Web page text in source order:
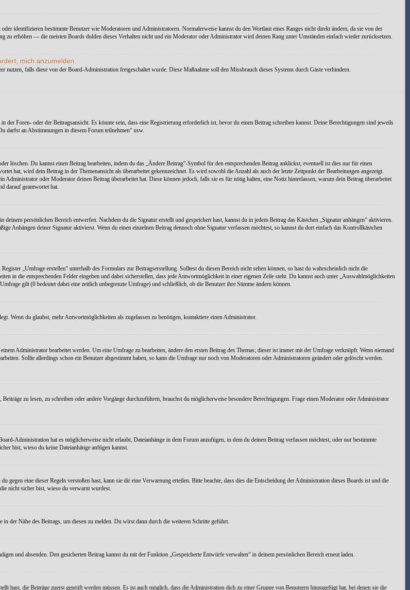
identifizieren bestimmte Benutzer wie Moderatoren und Administratoren. Normalerweise kannst du den Wortlaut eines Ranges nicht direkt ändern, da sie von der
erhöhen — die meisten Boards dulden dieses Verhalten nicht und ein Moderator oder Administrator wird deinen Rang unter Umständen einfach wieder zurücksetzen.
mich anzumelden.
falls diese von der Board-Administration freigeschaltet wurde. Diese Maßnahme soll den Missbrauch dieses Systems durch Gäste verhindern.
der Foren- oder der Beitragsansicht. Es könnte sein, dass eine Registrierung erforderlich ist, bevor du einen Beitrag schreiben kannst. Deine Berechtigungen sind jeweils
darfst an Abstimmungen in diesem Forum teilnehmen“ usw.
löschen. Du kannst einen Beitrag bearbeiten, indem du das „Ändere Beitrag“-Symbol für den entsprechenden Beitrag anklickst; eventuell ist dies nur für einen
hat, wird dein Beitrag in der Themenansicht als überarbeitet gekennzeichnet. Es wird sowohl die Anzahl als auch der letzte Zeitpunkt der Bearbeitungen angezeigt.
oder Moderator deinen Beitrag überarbeitet hat. Diese können jedoch, falls sie es für nötig halten, eine Notiz hinterlassen, warum dein Beitrag überarbeitet
darauf geantwortet hat.
persönlichen Bereich entwerfen. Nachdem du die Signatur erstellt und gespeichert hast, kannst du in jedem Beitrag das Kästchen „Signatur anhängen“ aktivieren.
Anhängen deiner Signatur aktivierst. Wenn du einen einzelnen Beitrag dennoch ohne Signatur verfassen möchtest, so kannst du dort einfach das Kontrollkästchen
„Umfrage erstellen“ unterhalb des Formulars zur Beitragserstellung. Solltest du diesen Bereich nicht sehen können, so hast du wahrscheinlich nicht die
in die entsprechenden Felder eingeben und dabei sicherstellen, dass jede Antwortmöglichkeit in einer eigenen Zeile steht. Du kannst auch unter „Auswahlmöglichkeiten
gilt (0 bedeutet dabei eine zeitlich unbegrenzte Umfrage) und schließlich, ob die Benutzer ihre Stimme ändern können.
Wenn du glaubst, mehr Antwortmöglichkeiten als zugelassen zu benötigen, kontaktiere einen Administrator.
Administrator bearbeitet werden. Um eine Umfrage zu bearbeiten, ändere den ersten Beitrag des Themas; dieser ist immer mit der Umfrage verknüpft. Wenn niemand
Sollte allerdings schon ein Benutzer abgestimmt haben, so kann die Umfrage nur noch von Moderatoren oder Administratoren geändert oder gelöscht werden.
zu lesen, zu schreiben oder andere Vorgänge durchzuführen, brauchst du möglicherweise besondere Berechtigungen. Frage einen Moderator oder Administrator
Administration hat es möglicherweise nicht erlaubt, Dateianhänge in dem Forum anzufügen, in dem du deinen Beitrag verfassen möchtest, oder nur bestimmte
bist, wieso du keine Dateianhänge anfügen kannst.
gegen eine dieser Regeln verstoßen hast, kann sie dir eine Verwarnung erteilen. Bitte beachte, dass dies die Entscheidung der Administration dieses Boards ist und die
nicht sicher bist, wieso du verwarnt wurdest.
der Nähe des Beitrags, um diesen zu melden. Du wirst dann durch die weiteren Schritte geführt.
und absenden. Den gesicherten Beitrag kannst du mit der Funktion „Gespeicherte Entwürfe verwalten“ in deinem persönlichen Bereich erneut laden.
hast, die Beiträge zuerst geprüft werden müssen. Es ist auch möglich, dass die Administration dich zu einer Gruppe von Benutzern hinzugefügt hat, bei denen sie die